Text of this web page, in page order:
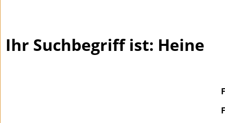
Ihr Suchbegriff ist: Heine